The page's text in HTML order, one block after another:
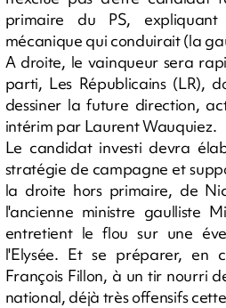
primaire du PS,
mécanique qui conduirait (la
A droite, le vainqueur sera
parti, Les Républicains (LR),
dessiner la future direction,
intérim par Laurent Wauquiez.
Le candidat investi devra
stratégie de campagne et
la droite hors primaire, de
l'ancienne ministre gaulliste
entretient le flou sur une
l'Elysée. Et se préparer, en
François Fillon, à un tir nourri
national, déjà très offensifs